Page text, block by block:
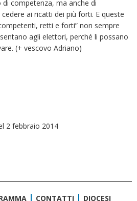
di competenza, ma anche di
ai ricatti dei più forti. E queste
retti e forti” non sempre
agli elettori, perché li possano
(+ vescovo Adriano)
2 febbraio 2014
CONTATTI DIOCESI